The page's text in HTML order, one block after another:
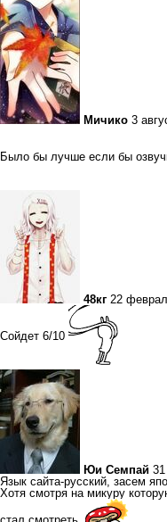
Мичико 3
Было бы лучше если бы
48кг 22
Сойдет 6/10
Юи Семпай
Язык сайта-русский, засем
Хотя смотря на микуру